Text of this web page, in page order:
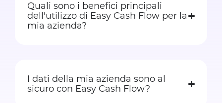
Quali sono i benefici principali
dell'utilizzo di Easy Cash Flow per la
mia azienda?
I dati della mia azienda sono al
sicuro con Easy Cash Flow?